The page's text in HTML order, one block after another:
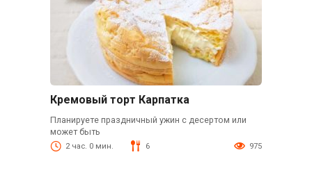
Кремовый торт Карпатка
Планируете праздничный ужин с десертом или
может быть
2 час. 0 мин. 6 975